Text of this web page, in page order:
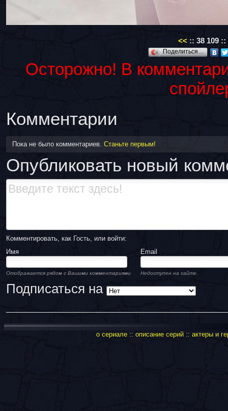
<< :: 38 109 ::
Поделиться…
Осторожно! В
Комментарии
Пока не было комментариев. Станьте первым!
Опубликовать новый
Комментировать, как Гость, или войти:
Имя
Email
Отображается рядом с Вашими комментариями Недоступен на сайте.
Подписаться на
о сериале:: описание серий:: актеры и